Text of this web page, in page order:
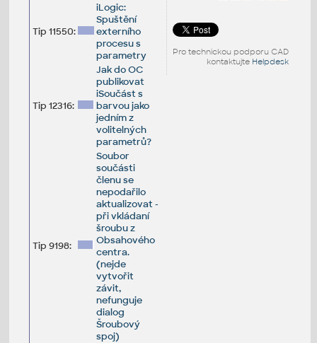
Pro technickou podporu CAD
kontaktujte Helpdesk
Tip 11550:
iLogic:
Spuštění
externího
procesu s
parametry
Tip 12316:
Jak do OC
publikovat
iSoučást s
barvou jako
jedním z
volitelných
parametrů?
Tip 9198:
Soubor
součásti
členu se
nepodařilo
aktualizovat -
při vkládaní
šroubu z
Obsahového
centra.
(nejde
vytvořit
závit,
nefunguje
dialog
Šroubový
spoj)